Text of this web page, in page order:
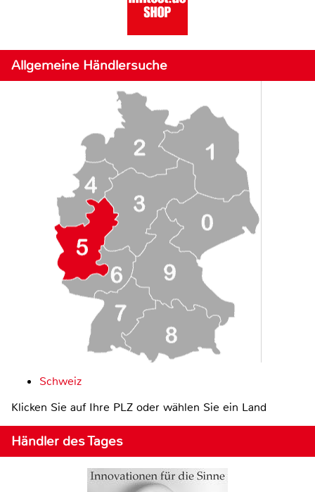
Allgemeine Händlersuche
Schweiz
Klicken Sie auf Ihre PLZ oder wählen Sie ein Land
Händler des Tages